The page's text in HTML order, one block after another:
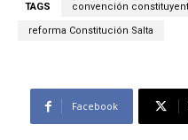
TAGS convención
reforma Constitución Salta
Facebook